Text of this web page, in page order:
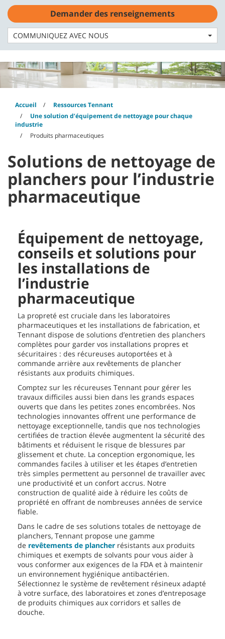
Skip
content
Skip
navigation
menu
Accueil
Ressources Tennant
Une solution d’équipement de nettoyage pour chaque
industrie
Produits pharmaceutiques
Solutions de nettoyage de
planchers pour l’industrie
pharmaceutique
Équipement de nettoyage,
conseils et solutions pour
les installations de
l’industrie
pharmaceutique
La propreté est cruciale dans les laboratoires
pharmaceutiques et les installations de fabrication, et
Tennant dispose de solutions d’entretien des planchers
complètes pour garder vos installations propres et
sécuritaires : des récureuses autoportées et à
commande arrière aux revêtements de plancher
résistants aux produits chimiques.
Comptez sur les récureuses Tennant pour gérer les
travaux difficiles aussi bien dans les grands espaces
ouverts que dans les petites zones encombrées. Nos
technologies innovantes offrent une performance de
nettoyage exceptionnelle, tandis que nos technologies
certifiées de traction élevée augmentent la sécurité des
bâtiments et réduisent le risque de blessures par
glissement et chute. La conception ergonomique, les
commandes faciles à utiliser et les étapes d’entretien
très simples permettent au personnel de travailler avec
une productivité et un confort accrus. Notre
construction de qualité aide à réduire les coûts de
propriété en offrant de nombreuses années de service
fiable.
Dans le cadre de ses solutions totales de nettoyage de
planchers, Tennant propose une gamme
de revêtements de plancher résistants aux produits
chimiques et exempts de solvants pour vous aider à
vous conformer aux exigences de la FDA et à maintenir
un environnement hygiénique antibactérien.
Sélectionnez le système de revêtement résineux adapté
à votre surface, des laboratoires et zones d’entreposage
de produits chimiques aux corridors et salles de
douche.
Demander des renseignements
COMMUNIQUEZ AVEC NOUS